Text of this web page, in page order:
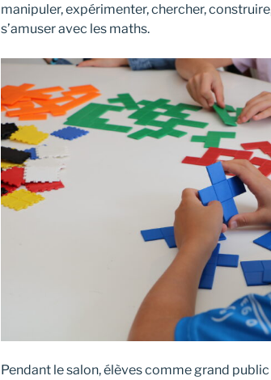
manipuler, expérimenter, chercher,
s’amuser avec les maths.
Pendant le salon, élèves comme grand